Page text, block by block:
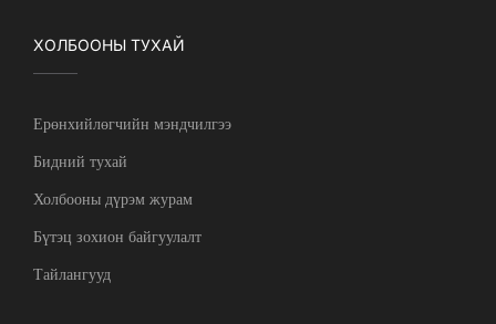
ХОЛБООНЫ ТУХАЙ
Ерөнхийлөгчийн мэндчилгээ
Бидний тухай
Холбооны дүрэм журам
Бүтэц зохион байгуулалт
Тайлангууд